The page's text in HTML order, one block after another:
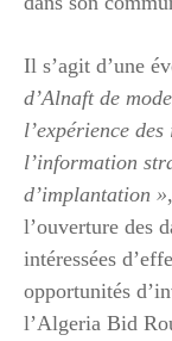
Il s’agit d’une
d’Alnaft de
l’expérience
l’information
d’implantation »
l’ouverture des
intéressées
opportunités
l’Algeria Bid